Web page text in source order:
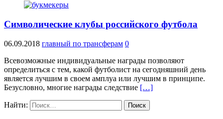
Символические клубы российского футбола
06.09.2018 главный по трансферам 0
Всевозможные индивидуальные награды позволяют
определиться с тем, какой футболист на сегодняшний день
является лучшим в своем амплуа или лучшим в принципе.
Безусловно, многие награды следствие […]
Найти: